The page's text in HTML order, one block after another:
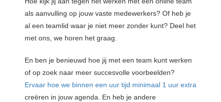
als aanvulling op jouw vaste medewerkers? Of heb je
al een teamlid waar je niet meer zonder kunt? Deel het
met ons, we horen het graag.
En ben je benieuwd hoe jij met een team kunt werken
of op zoek naar meer succesvolle voorbeelden?
Ervaar hoe we binnen een uur tijd minimaal 1 uur extra
creëren in jouw agenda. En heb je andere